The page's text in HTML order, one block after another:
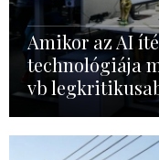
Amikor az AI
technológiája
vb